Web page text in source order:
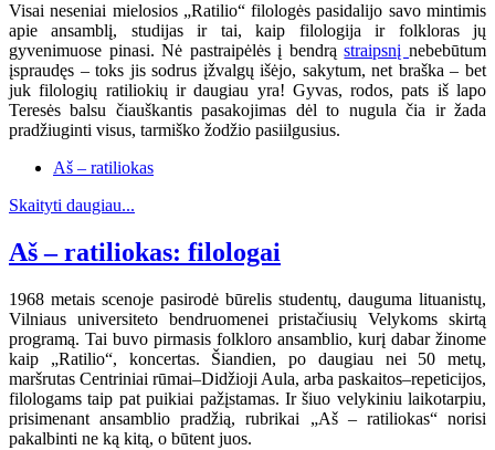
Visai neseniai mielosios „Ratilio“ filologės pasidalijo savo mintimis
apie ansamblį, studijas ir tai, kaip filologija ir folkloras jų
gyvenimuose pinasi. Nė pastraipėlės į bendrąstraipsnįnebebūtum
įspraudęs – toks jis sodrus įžvalgų išėjo, sakytum, net braška – bet
juk filologių ratiliokių ir daugiau yra! Gyvas, rodos, pats iš lapo
Teresės balsu čiauškantis pasakojimas dėl to nugula čia ir žada
pradžiuginti visus, tarmiško žodžio pasiilgusius.
Aš – ratiliokas
Skaityti daugiau...
Aš – ratiliokas: filologai
1968 metais scenoje pasirodė būrelis studentų, dauguma lituanistų,
Vilniaus universiteto bendruomenei pristačiusių Velykoms skirtą
programą. Tai buvo pirmasis folkloro ansamblio, kurį dabar žinome
kaip „Ratilio“, koncertas. Šiandien, po daugiau nei 50 metų,
maršrutas Centriniai rūmai–Didžioji Aula, arba paskaitos–repeticijos,
filologams taip pat puikiai pažįstamas. Ir šiuo velykiniu laikotarpiu,
prisimenant ansamblio pradžią, rubrikai „Aš – ratiliokas“ norisi
pakalbinti ne ką kitą, o būtent juos.